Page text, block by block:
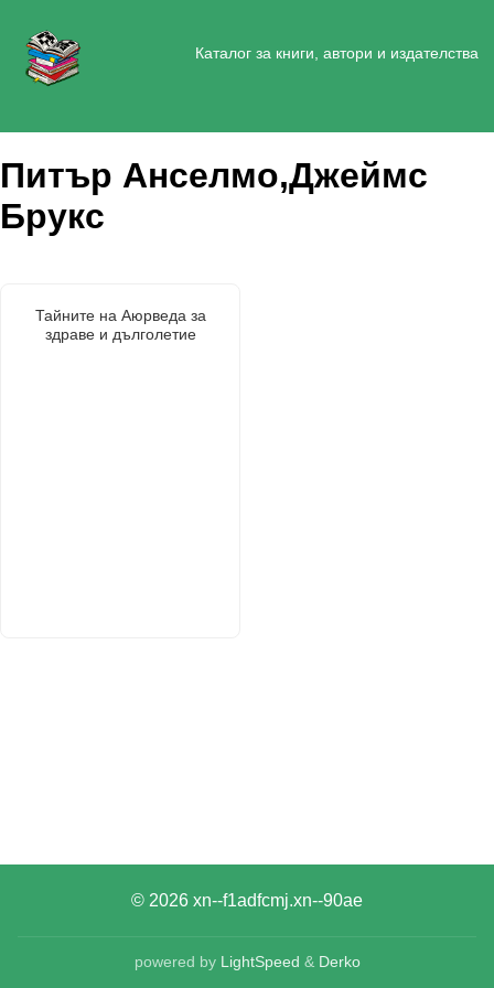
Каталог за книги, автори и издателства
Питър Анселмо,Джеймс
Брукс
Тайните на Аюрведа за
здраве и дълголетие
© 2026 xn--f1adfcmj.xn--90ae
powered by LightSpeed & Derko